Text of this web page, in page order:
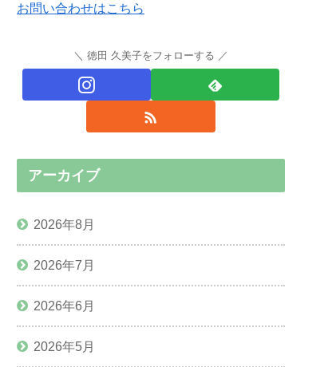
お問い合わせはこちら
徳田 久美子をフォローする
アーカイブ
2026年8月
2026年7月
2026年6月
2026年5月